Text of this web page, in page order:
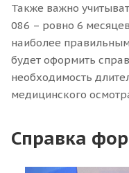
Также важно
086 – ровно 6
наиболее
будет оформить
необходимость
медицинского
Справка